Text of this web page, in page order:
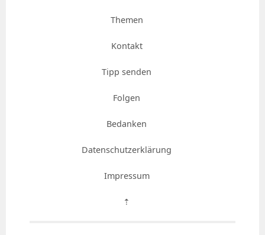
Themen
Kontakt
Tipp senden
Folgen
Bedanken
Datenschutzerklärung
Impressum
⇡